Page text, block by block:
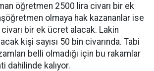
öğretmen 2500 lira civarı bir ek
olmaya hak kazananlar ise
bir ek ücret alacak. Lakin
kişi sayısı 50 bin civarında. Tabi
belli olmadığı için bu rakamlar
dahilinde kalıyor.